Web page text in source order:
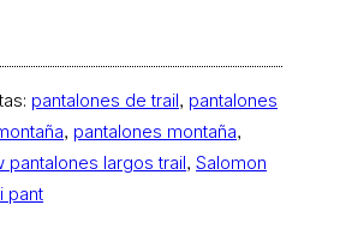
pantalones de trail, pantalones
, pantalones montaña
pantalones largos trail, Salomon
pant